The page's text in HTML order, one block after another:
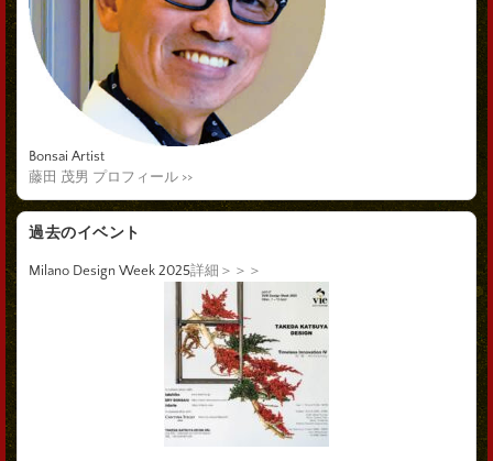
Bonsai Artist
藤田 茂男 プロフィール >>
過去のイベント
Milano Design Week 2025詳細＞＞＞